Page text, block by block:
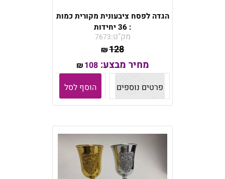
הגדה לפסח ציבעונית מקורית כמות
: 36 יחידות
מק"ט:7673
₪128
מחיר מבצע: ₪108
פרטים נוספים
הוסף לסל